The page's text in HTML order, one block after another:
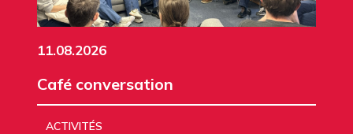
11.08.2026
Café conversation
ACTIVITÉS